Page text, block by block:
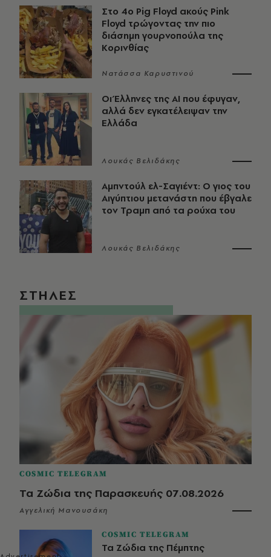
Στο 4ο Pig Floyd ακούς Pink
Floyd τρώγοντας την πιο
διάσημη γουρνοπούλα της
Κορινθίας
Νατάσσα Καρυστινού
Οι Έλληνες της ΑΙ που έφυγαν,
αλλά δεν εγκατέλειψαν την
Ελλάδα
Λουκάς Βελιδάκης
Αμπντούλ ελ-Σαγιέντ: Ο γιος του
Αιγύπτιου μετανάστη που έβγαλε
τον Τραμπ από τα ρούχα του
Λουκάς Βελιδάκης
ΣΤΗΛΕΣ
COSMIC TELEGRAM
Τα Ζώδια της Παρασκευής 07.08.2026
Αγγελική Μανουσάκη
COSMIC TELEGRAM
Τα Ζώδια της Πέμπτης